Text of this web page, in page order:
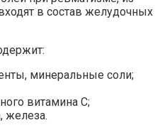
в состав желудочных
минеральные соли;
витамина С;
железа.